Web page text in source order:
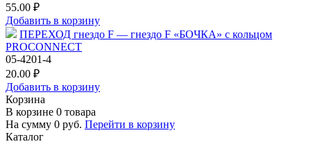
55.00 ₽
Добавить в корзину
ПЕРЕХОД гнездо F — гнездо F «БОЧКА» с кольцом
PROCONNECT
05-4201-4
20.00 ₽
Добавить в корзину
Корзина
В корзине 0 товара
На сумму 0 руб. Перейти в корзину
Каталог